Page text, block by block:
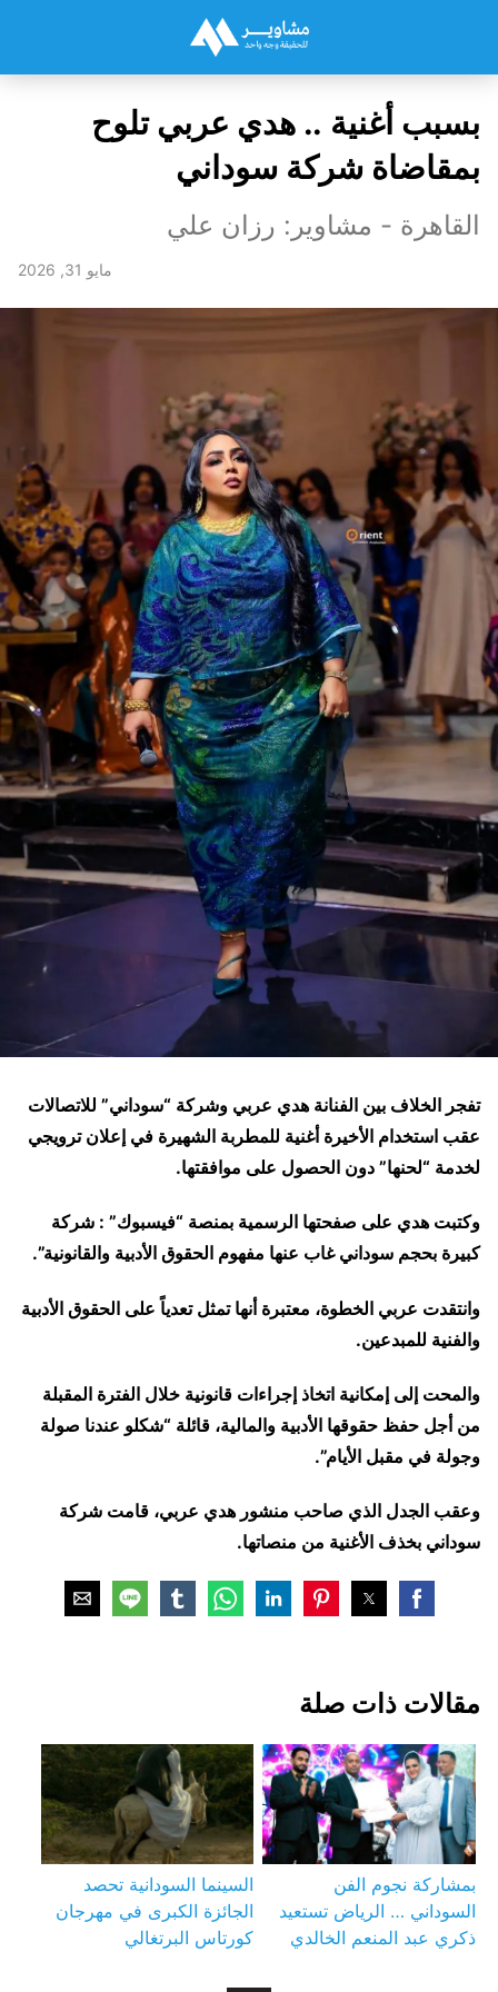
بسبب أغنية .. هدي عربي تلوح
بمقاضاة شركة سوداني
القاهرة - مشاوير: رزان علي
مايو 31, 2026
تفجر الخلاف بين الفنانة هدي عربي وشركة “سوداني” للاتصالات
عقب استخدام الأخيرة أغنية للمطربة الشهيرة في إعلان ترويجي
لخدمة “لحنها” دون الحصول على موافقتها.
وكتبت هدي على صفحتها الرسمية بمنصة “فيسبوك” : شركة
كبيرة بحجم سوداني غاب عنها مفهوم الحقوق الأدبية والقانونية”.
وانتقدت عربي الخطوة، معتبرة أنها تمثل تعدياً على الحقوق الأدبية
والفنية للمبدعين.
والمحت إلى إمكانية اتخاذ إجراءات قانونية خلال الفترة المقبلة
من أجل حفظ حقوقها الأدبية والمالية، قائلة “شكلو عندنا صولة
وجولة في مقبل الأيام”.
وعقب الجدل الذي صاحب منشور هدي عربي، قامت شركة
سوداني بخذف الأغنية من منصاتها.
مقالات ذات صلة
بمشاركة نجوم الفن
السوداني … الرياض تستعيد
ذكري عبد المنعم الخالدي
السينما السودانية تحصد
الجائزة الكبرى في مهرجان
كورتاس البرتغالي